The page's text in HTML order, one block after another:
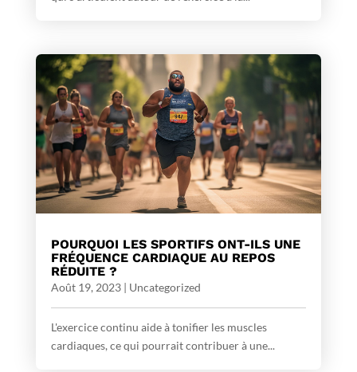
POURQUOI LES SPORTIFS ONT-ILS UNE
FRÉQUENCE CARDIAQUE AU REPOS
RÉDUITE ?
Août 19, 2023| Uncategorized
L'exercice continu aide à tonifier les muscles
cardiaques, ce qui pourrait contribuer à une...